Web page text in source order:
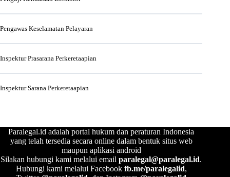
Pengawas Keselamatan Pelayaran
Inspektur Prasarana Perkeretaapian
Inspektur Sarana Perkeretaapian
Paralegal.id adalah portal hukum dan peraturan Indonesia
yang telah tersedia secara online dalam bentuk situs web
maupun aplikasi android
Silakan hubungi kami melalui emailparalegal@paralegal.id.
Hubungi kami melalui Facebook fb.me/paralegalid,